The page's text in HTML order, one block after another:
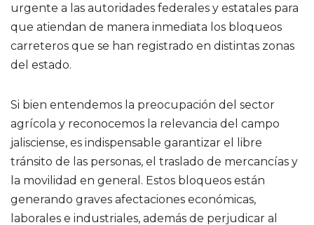
urgente a las autoridades federales y estatales para
que atiendan de manera inmediata los bloqueos
carreteros que se han registrado en distintas zonas
del estado.
Si bien entendemos la preocupación del sector
agrícola y reconocemos la relevancia del campo
jalisciense, es indispensable garantizar el libre
tránsito de las personas, el traslado de mercancías y
la movilidad en general. Estos bloqueos están
generando graves afectaciones económicas,
laborales e industriales, además de perjudicar al